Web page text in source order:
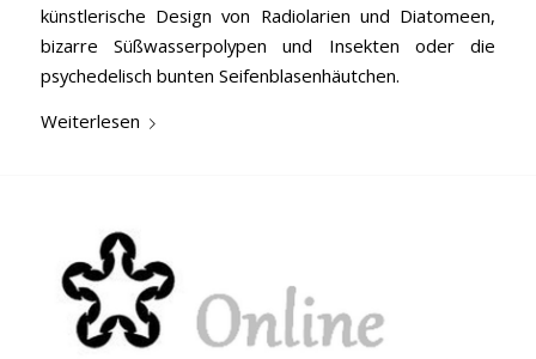
künstlerische Design von Radiolarien und Diatomeen,
bizarre Süßwasserpolypen und Insekten oder die
psychedelisch bunten Seifenblasenhäutchen.
Weiterlesen